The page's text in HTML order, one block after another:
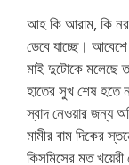
আহ কি আরাম, কি
ডেবে যাচ্ছে।
মাই দুটোকে মলেছে
হাতের সুখ শেষ হতে
স্বাদ নেওয়ার জন্য
মামীর বাম দিকের
কিসমিসের মত খয়েরী